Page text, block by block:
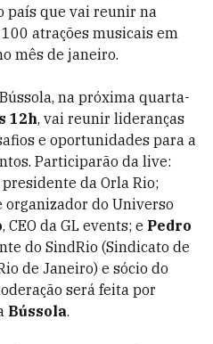
país que vai reunir na
atrações musicais em
mês de janeiro.
na próxima quarta-
12h, vai reunir lideranças
e oportunidades para a
Participarão da live:
presidente da Orla Rio;
organizador do Universo
, CEO da GL events; e Pedro
do SindRio (Sindicato de
de Janeiro) e sócio do
será feita por
Bússola.